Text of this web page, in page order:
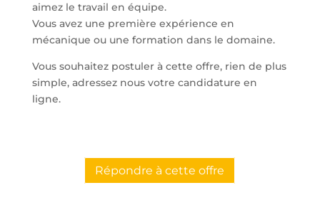
aimez le travail en équipe.
Vous avez une première expérience en
mécanique ou une formation dans le domaine.
Vous souhaitez postuler à cette offre, rien de plus
simple, adressez nous votre candidature en
ligne.
Répondre à cette offre